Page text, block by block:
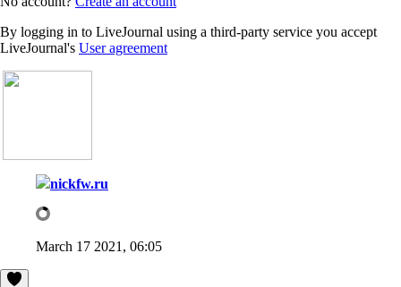
By logging in to LiveJournal using a third-party service you accept
LiveJournal's User agreement
nickfw.ru
March 17 2021, 06:05